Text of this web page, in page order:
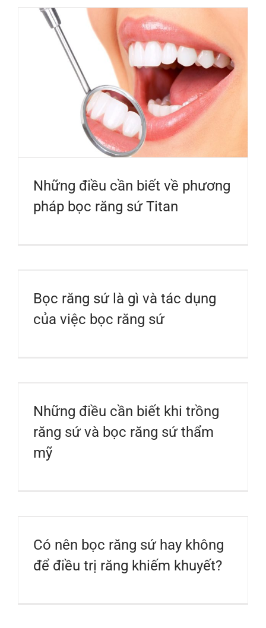
Những điều cần biết về phương
pháp bọc răng sứ Titan
Bọc răng sứ là gì và tác dụng
của việc bọc răng sứ
Những điều cần biết khi trồng
răng sứ và bọc răng sứ thẩm
mỹ
Có nên bọc răng sứ hay không
để điều trị răng khiếm khuyết?